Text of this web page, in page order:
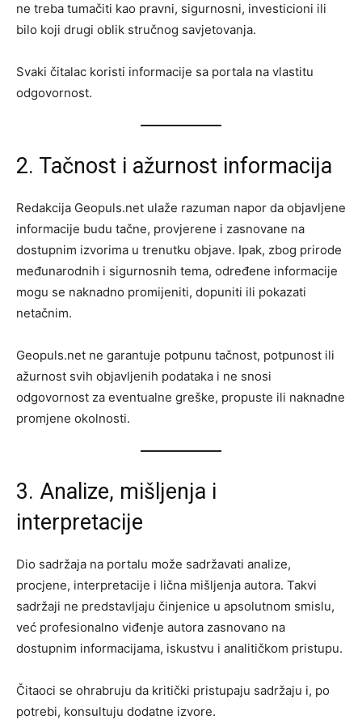
ne treba tumačiti kao pravni, sigurnosni, investicioni ili
bilo koji drugi oblik stručnog savjetovanja.
Svaki čitalac koristi informacije sa portala na vlastitu
odgovornost.
2. Tačnost i ažurnost informacija
Redakcija Geopuls.net ulaže razuman napor da objavljene
informacije budu tačne, provjerene i zasnovane na
dostupnim izvorima u trenutku objave. Ipak, zbog prirode
međunarodnih i sigurnosnih tema, određene informacije
mogu se naknadno promijeniti, dopuniti ili pokazati
netačnim.
Geopuls.net ne garantuje potpunu tačnost, potpunost ili
ažurnost svih objavljenih podataka i ne snosi
odgovornost za eventualne greške, propuste ili naknadne
promjene okolnosti.
3. Analize, mišljenja i
interpretacije
Dio sadržaja na portalu može sadržavati analize,
procjene, interpretacije i lična mišljenja autora. Takvi
sadržaji ne predstavljaju činjenice u apsolutnom smislu,
već profesionalno viđenje autora zasnovano na
dostupnim informacijama, iskustvu i analitičkom pristupu.
Čitaoci se ohrabruju da kritički pristupaju sadržaju i, po
potrebi, konsultuju dodatne izvore.